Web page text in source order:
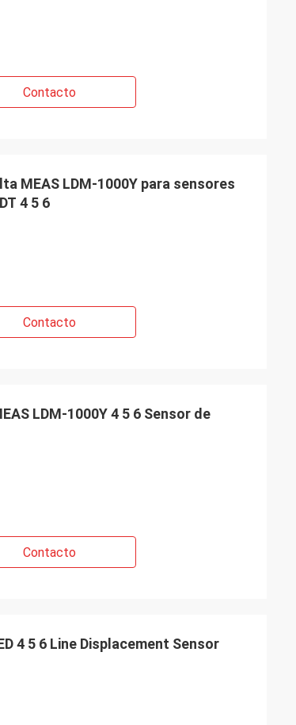
Contacto
MEAS LDM-1000Y para sensores
4 5 6
Contacto
LDM-1000Y 4 5 6 Sensor de
Contacto
4 5 6 Line Displacement Sensor